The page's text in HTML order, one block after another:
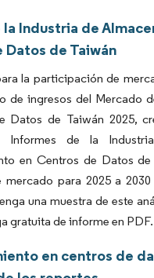
Industria de
de Taiwán
la participación de
de ingresos del Mercado
Datos de Taiwán 2025,
Informes de la
en Centros de Datos
para 2025 a
una muestra de este
gratuita de informe en PDF.
en centros de